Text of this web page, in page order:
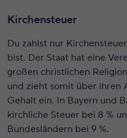
Kirchensteuer
Du zahlst nur
bist. Der Staat hat eine
großen christlichen
und zieht somit über ihren
Gehalt ein. In Bayern und
kirchliche Steuer bei 8 %
Bundesländern bei 9 %.